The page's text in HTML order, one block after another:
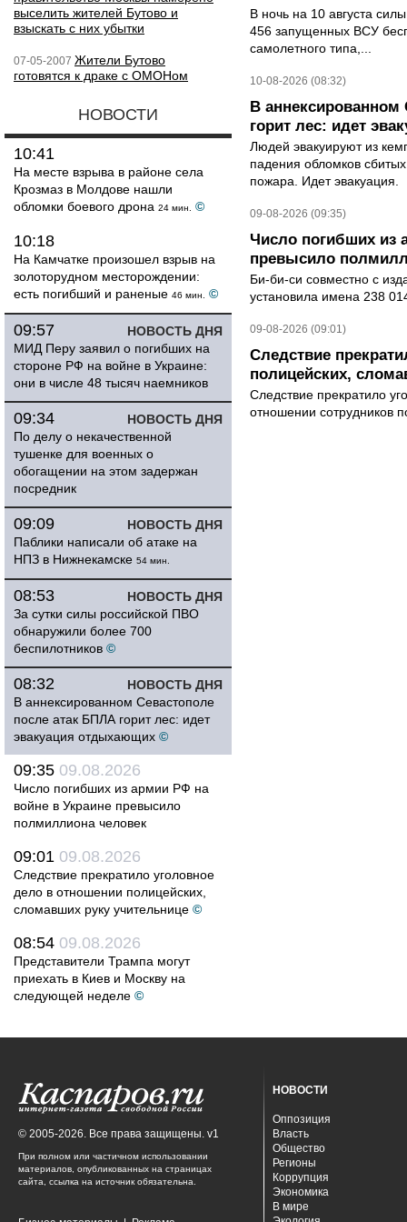
выселить жителей Бутово и
взыскать с них убытки
07-05-2007 Жители Бутово
готовятся к драке с ОМОНом
НОВОСТИ
10:41
На месте взрыва в районе села
Крозмаз в Молдове нашли
обломки боевого дрона 24 мин. ©
10:18
На Камчатке произошел взрыв на
золоторудном месторождении:
есть погибший и раненые 46 мин. ©
НОВОСТЬ ДНЯ
09:57
МИД Перу заявил о погибших на
стороне РФ на войне в Украине:
они в числе 48 тысяч наемников
НОВОСТЬ ДНЯ
09:34
По делу о некачественной
тушенке для военных о
обогащении на этом задержан
посредник
НОВОСТЬ ДНЯ
09:09
Паблики написали об атаке на
НПЗ в Нижнекамске 54 мин.
НОВОСТЬ ДНЯ
08:53
За сутки силы российской ПВО
обнаружили более 700
беспилотников ©
НОВОСТЬ ДНЯ
08:32
В аннексированном Севастополе
после атак БПЛА горит лес: идет
эвакуация отдыхающих ©
09:35 09.08.2026
Число погибших из армии РФ на
войне в Украине превысило
полмиллиона человек
09:01 09.08.2026
Следствие прекратило уголовное
дело в отношении полицейских,
сломавших руку учительнице ©
08:54 09.08.2026
Представители Трампа могут
приехать в Киев и Москву на
следующей неделе ©
В ночь на 10 августа
456 запущенных ВСУ
самолетного типа,...
10-08-2026 (08:32)
В аннексированном
горит лес: идет
Людей эвакуируют из
падения обломков
пожара. Идет эвакуация.
09-08-2026 (09:35)
Число погибших из
превысило
Би-би-си совместно с
установила имена 238
09-08-2026 (09:01)
Следствие
полицейских,
Следствие прекратило
отношении сотрудников
© 2005-2026. Все права защищены. v1
При полном или частичном использовании
материалов, опубликованных на страницах
сайта, ссылка на источник обязательна.
НОВОСТИ
Оппозиция
Власть
Общество
Регионы
Коррупция
Экономика
В мире